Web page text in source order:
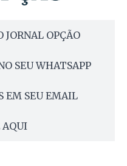
JORNAL OPÇÃO
SEU WHATSAPP
EM SEU EMAIL
AQUI